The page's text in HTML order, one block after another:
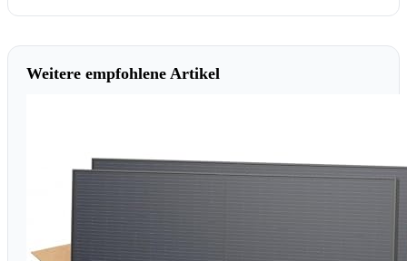
Weitere empfohlene Artikel